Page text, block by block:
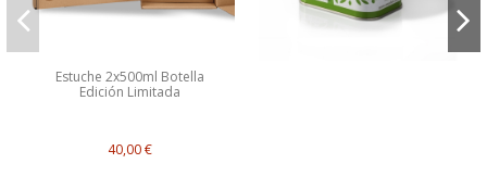
Estuche 2x500ml Botella
Edición Limitada
40,00 €